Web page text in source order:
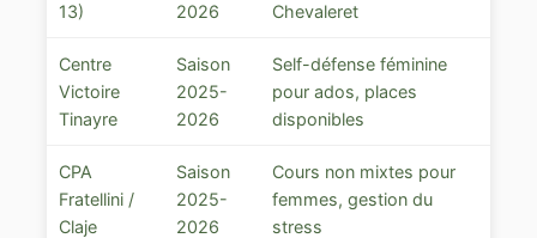
13)
2026
Chevaleret
Centre
Victoire
Tinayre
Saison
2025-
2026
Self-défense féminine
pour ados, places
disponibles
CPA
Fratellini /
Claje
Saison
2025-
2026
Cours non mixtes pour
femmes, gestion du
stress